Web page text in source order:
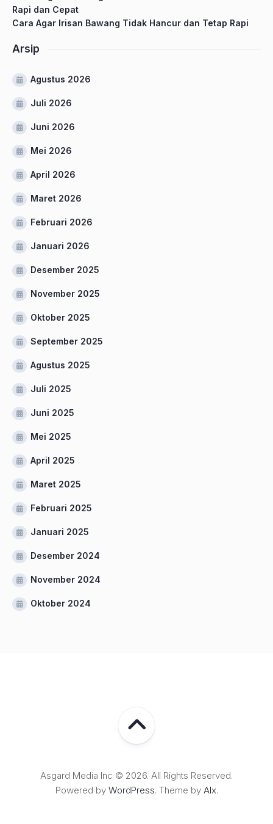
Rapi dan Cepat
Cara Agar Irisan Bawang Tidak Hancur dan Tetap Rapi
Arsip
Agustus 2026
Juli 2026
Juni 2026
Mei 2026
April 2026
Maret 2026
Februari 2026
Januari 2026
Desember 2025
November 2025
Oktober 2025
September 2025
Agustus 2025
Juli 2025
Juni 2025
Mei 2025
April 2025
Maret 2025
Februari 2025
Januari 2025
Desember 2024
November 2024
Oktober 2024
Asgard Media Inc © 2026. All Rights Reserved.
Powered by WordPress. Theme by Alx.